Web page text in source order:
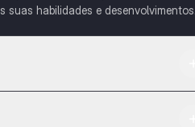
habilidades e desenvolvimentos.